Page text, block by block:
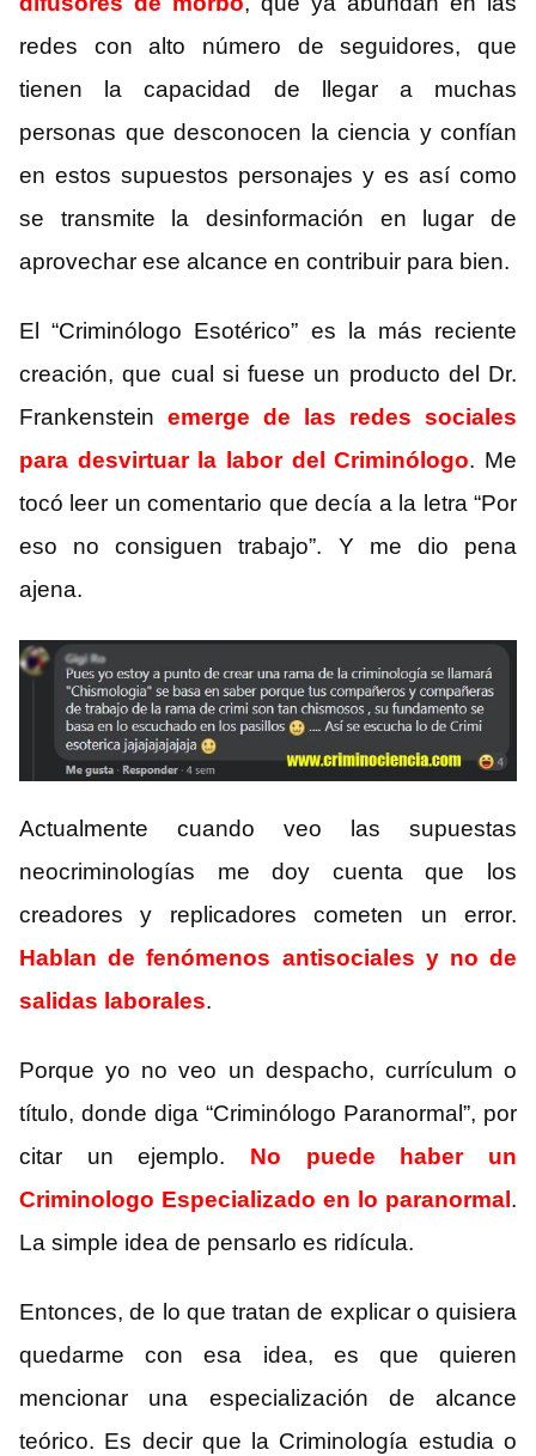
redes con alto número de seguidores, que
tienen la capacidad de llegar a muchas
personas que desconocen la ciencia y confían
en estos supuestos personajes y es así como
se transmite la desinformación en lugar de
aprovechar ese alcance en contribuir para bien.
El “Criminólogo Esotérico” es la más reciente
creación, que cual si fuese un producto del Dr.
Frankenstein emerge de las redes sociales
para desvirtuar la labor del Criminólogo. Me
tocó leer un comentario que decía a la letra “Por
eso no consiguen trabajo”. Y me dio pena
ajena.
Actualmente cuando veo las supuestas
neocriminologías me doy cuenta que los
creadores y replicadores cometen un error.
Hablan de fenómenos antisociales y no de
salidas laborales.
Porque yo no veo un despacho, currículum o
título, donde diga “Criminólogo Paranormal”, por
citar un ejemplo. No puede haber un
Criminologo Especializado en lo paranormal .
La simple idea de pensarlo es ridícula.
Entonces, de lo que tratan de explicar o quisiera
quedarme con esa idea, es que quieren
mencionar una especialización de alcance
teórico. Es decir que la Criminología estudia o